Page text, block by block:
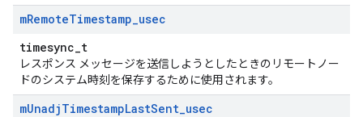
mRemoteTimestamp_usec
timesync_t
レスポンス メッセージを送信しようとしたときのリモートノー
ドのシステム時刻を保存するために使用されます。
mUnadjTimestampLastSent_usec